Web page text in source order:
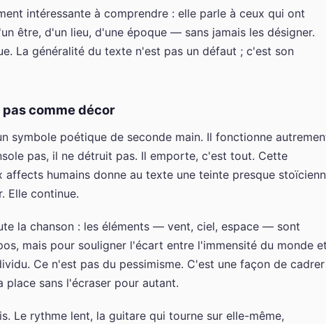
intéressante à comprendre : elle parle à ceux qui ont
être, d'un lieu, d'une époque — sans jamais les désigner.
La généralité du texte n'est pas un défaut ; c'est son
comme décor
symbole poétique de seconde main. Il fonctionne
pas, il ne détruit pas. Il emporte, c'est tout. Cette
humains donne au texte une teinte presque
Elle continue.
la chanson : les éléments — vent, ciel, espace — sont
mais pour souligner l'écart entre l'immensité du monde
Ce n'est pas du pessimisme. C'est une façon de cadrer
place sans l'écraser pour autant.
Le rythme lent, la guitare qui tourne sur elle-même,